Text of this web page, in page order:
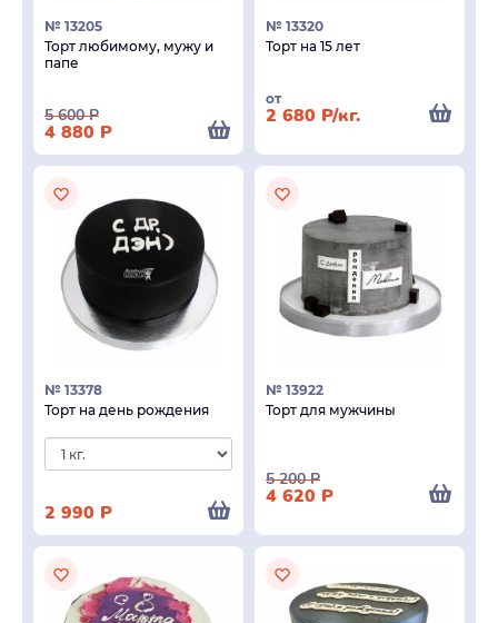
№ 13205
Торт любимому, мужу и
папе
5 600Р
4 880 Р
№ 13320
Торт на 15 лет
от
2 680 Р/кг.
№ 13378
Торт на день рождения
2 990 Р
№ 13922
Торт для мужчины
5 200Р
4 620 Р